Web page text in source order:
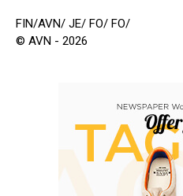
FIN/AVN/ JE/ FO/ FO/
© AVN - 2026